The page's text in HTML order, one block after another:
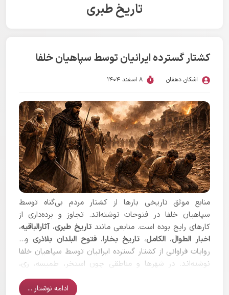
تاریخ طبری
کشتار گسترده ایرانیان توسط سپاهیان خلفا
اشکان دهقان 8 اسفند 1404
منابع موثق تاریخی بارها از کشتار مردم بی‌گناه توسط
سپاهیان خلفا در فتوحات نوشته‌اند. تجاوز و برده‌داری از
کارهای رایج بوده است. منابعی مانند تاریخ طبری، آثارالباقیه،
اخبار الطوال،الکامل، تاریخ بخارا،فتوح البلدان بلاذرىو...
روایات فراوانی از کشتار گسترده ایرانیان توسط سپاهیان خلفا
نوشته‌اند. در شهرها و مناطقی چون استخر، طمیسه، ری،
شاپور، گرگان، سرخس، نهاوند، جلولا، سغد، بخارا، خوارزم و…
ادامه نوشتار ...